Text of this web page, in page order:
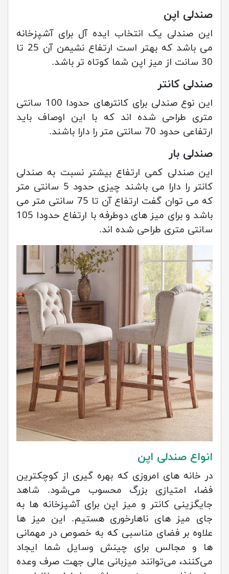
صندلی اپن
این صندلی یک انتخاب ایده آل برای آشپزخانه
می باشد که بهتر است ارتفاع نشیمن آن 25 تا
30 سانت از میز اپن شما کوتاه تر باشد.
صندلی کانتر
این نوع صندلی برای کانترهای حدودا 100 سانتی
متری طراحی شده اند که با این اوصاف باید
ارتفاعی حدود 70 سانتی متر را دارا باشند.
صندلی بار
این صندلی کمی ارتفاع بیشتر نسبت به صندلی
کانتر را دارا می باشند چیزی حدود 5 سانتی متر
که می توان گفت ارتفاع آن تا 75 سانتی متر می
باشد و برای میز های دوطرفه با ارتفاع حدودا 105
سانتی متری طراحی شده اند.
انواع صندلی اپن
در خانه های امروزی که بهره گیری از کوچکترین
فضا، امتیازی بزرگ محسوب می‌شود. شاهد
جایگزینی کانتر و میز اپن برای آشپزخانه ها به
جای میز های ناهارخوری هستیم. این میز ها
علاوه بر فضای مناسبی که به خصوص در مهمانی
ها و مجالس برای چینش وسایل شما ایجاد
می‌کنند، می‌توانند میزبانی عالی جهت صرف وعده